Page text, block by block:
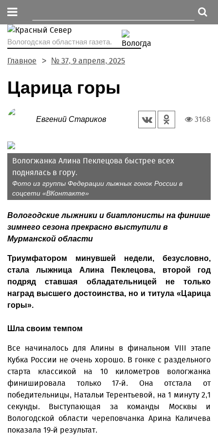
Вологодская областная газета.
Главное № 37, 9 апреля, 2025
Царица горы
Евгений Стариков 3168
Вологжанка Алина Пеклецова быстрее всех
поднялась в гору.
Фото из группы Федерации лыжных гонок России в
соцсети «ВКонтакте»
Вологодские лыжники и биатлонисты на финише
зимнего сезона прекрасно выступили в
Мурманской области
Триумфатором минувшей недели, безусловно,
стала лыжница Алина Пеклецова, второй год
подряд ставшая обладательницей не только
наград высшего достоинства, но и титула «Царица
горы».
Шла своим темпом
Все начиналось для Алины в финальном VIII этапе
Кубка России не очень хорошо. В гонке с раздельного
старта классикой на 10 километров вологжанка
финишировала только 17-й. Она отстала от
победительницы, Натальи Терентьевой, на 1 минуту 2,1
секунды. Выступающая за команды Москвы и
Вологодской области череповчанка Арина Каличева
показала 19-й результат.